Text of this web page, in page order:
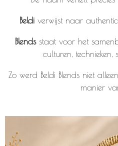
Beldiverwijst naar
Blendsstaat voor het
culturen, technieken,
Zo werd Beldi Blends niet
manier